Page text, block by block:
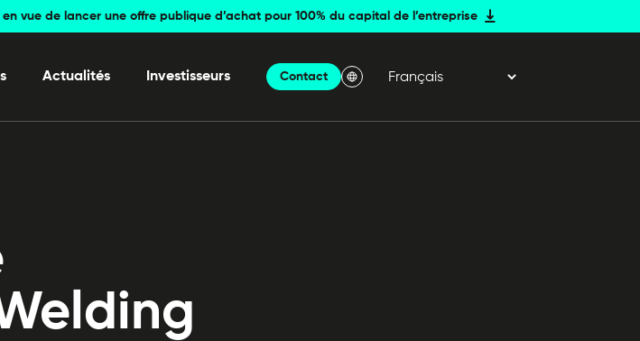
vue de lancer une offre publique d’achat pour 100% du capital de l’entreprise
Actualités Investisseurs Contact
Menu Langue